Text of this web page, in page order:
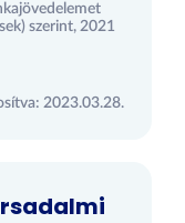
szerint, 2021
2023.03.28.